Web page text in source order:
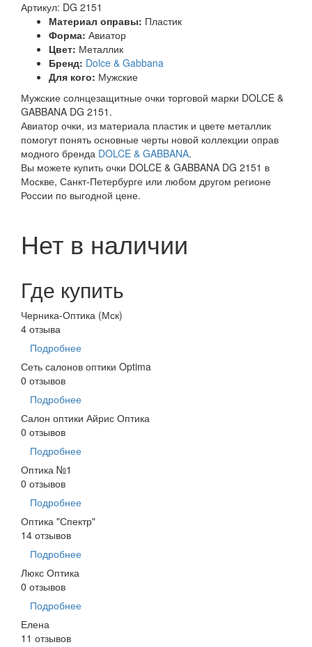
Артикул: DG 2151
Материал оправы: Пластик
Форма: Авиатор
Цвет: Металлик
Бренд: Dolce & Gabbana
Для кого: Мужские
Мужские солнцезащитные очки торговой марки DOLCE &
GABBANA DG 2151.
Авиатор очки, из материала пластик и цвете металлик
помогут понять основные черты новой коллекции оправ
модного бренда DOLCE & GABBANA.
Вы можете купить очки DOLCE & GABBANA DG 2151 в
Москве, Санкт-Петербурге или любом другом регионе
России по выгодной цене.
Нет в наличии
Где купить
Черника-Оптика (Мск)
4 отзыва
Подробнее
Сеть салонов оптики Optima
0 отзывов
Подробнее
Салон оптики Айрис Оптика
0 отзывов
Подробнее
Оптика №1
0 отзывов
Подробнее
Оптика "Спектр"
14 отзывов
Подробнее
Люкс Оптика
0 отзывов
Подробнее
Елена
11 отзывов